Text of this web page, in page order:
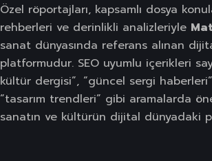
Özel röportajları, kapsamlı dosya
rehberleri ve derinlikli analizleriyle
sanat dünyasında referans alınan
platformudur. SEO uyumlu içerikleri
kültür dergisi”, “güncel sergi
“tasarım trendleri” gibi aramalarda
sanatın ve kültürün dijital dünyadaki